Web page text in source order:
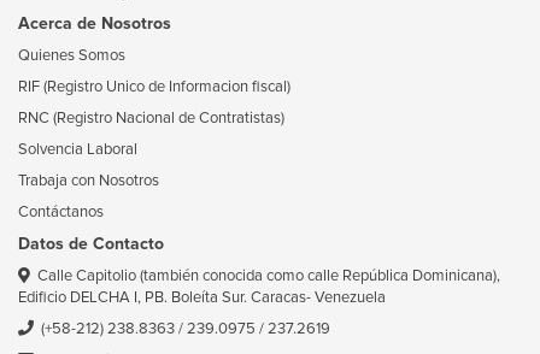
Acerca de Nosotros
Quienes Somos
RIF (Registro Unico de Informacion fiscal)
RNC (Registro Nacional de Contratistas)
Solvencia Laboral
Trabaja con Nosotros
Contáctanos
Datos de Contacto
Calle Capitolio (también conocida como calle República Dominicana),
Edificio DELCHA I, PB. Boleíta Sur. Caracas- Venezuela
(+58-212) 238.8363/239.0975 /237.2619